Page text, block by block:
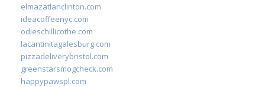
elmazatlanclinton.com
ideacoffeenyc.com
odieschillicothe.com
lacantinitagalesburg.com
pizzadeliverybristol.com
greenstarsmogcheck.com
happypawspl.com